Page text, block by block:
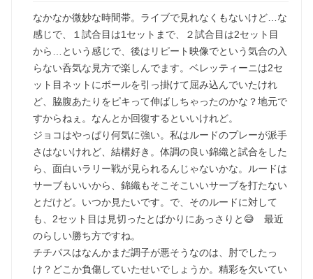
なかなか微妙な時間帯。ライブで見れなくもないけど…な
感じで、１試合目は1セットまで、２試合目は2セット目
から…という感じで、後はリピート映像でという気合の入
らない呑気な見方で楽しんでます。ベレッティーニは2セ
ット目ネットにボールを引っ掛けて屈み込んでいたけれ
ど、脇腹あたりをピキって伸ばしちゃったのかな？地元で
すからねぇ。なんとか回復するといいけれど。
ジョコはやっぱり何気に強い。私はルードのプレーが派手
さはないけれど、結構好き。体調の良い錦織と試合をした
ら、面白いラリー戦が見られるんじゃないかな。ルードは
サーブもいいから、錦織もそこそこいいサーブを打たない
とだけど。いつか見たいです。で、そのルードに対して
も、2セット目は見切ったとばかりにあっさりと😅 最近
のらしい勝ち方ですね。
チチパスはなんかまだ調子が悪そうなのは、肘でしたっ
け？どこか負傷していたせいでしょうか。精彩を欠いてい